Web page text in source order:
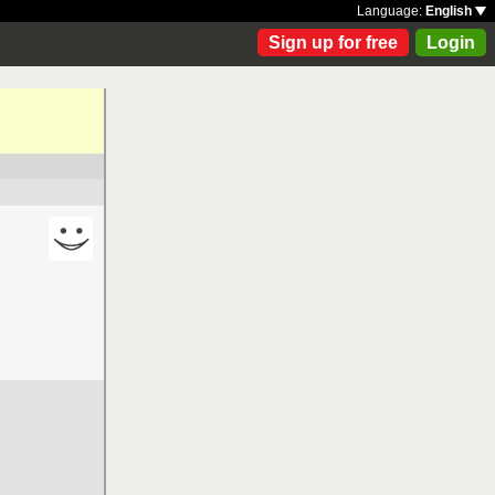
Language: English
Sign up for free Login